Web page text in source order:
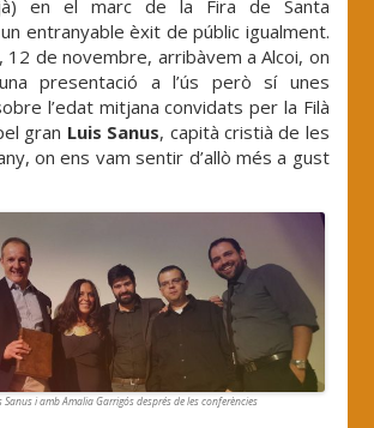
en el marc de la Fira de Santa
entranyable èxit de públic igualment.
12 de novembre, arribàvem a Alcoi, on
presentació a l’ús però sí unes
l’edat mitjana convidats per la Filà
gran Luis Sanus, capità cristià de les
on ens vam sentir d’allò més a gust
i amb Amalia Garrigós després de les conferències